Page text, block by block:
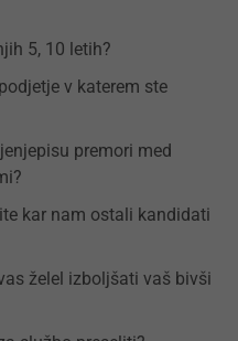
5, 10 letih?
v katerem ste
premori med
kar nam ostali kandidati
želel izboljšati vaš bivši